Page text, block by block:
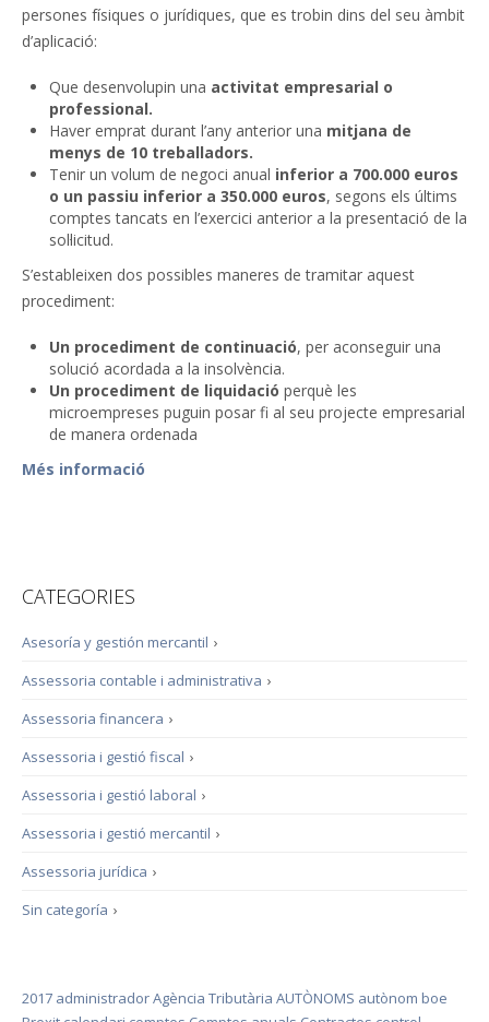
persones físiques o jurídiques, que es trobin dins del seu àmbit
d’aplicació:
Que desenvolupin una activitat empresarial o
professional.
Haver emprat durant l’any anterior una mitjana de
menys de 10 treballadors.
Tenir un volum de negoci anual inferior a 700.000 euros
o un passiu inferior a 350.000 euros, segons els últims
comptes tancats en l’exercici anterior a la presentació de la
sol·licitud.
S’estableixen dos possibles maneres de tramitar aquest
procediment:
Un procediment de continuació, per aconseguir una
solució acordada a la insolvència.
Un procediment de liquidació perquè les
microempreses puguin posar fi al seu projecte empresarial
de manera ordenada
Més informació
CATEGORIES
›
Asesoría y gestión mercantil
›
Assessoria contable i administrativa
›
Assessoria financera
›
Assessoria i gestió fiscal
›
Assessoria i gestió laboral
›
Assessoria i gestió mercantil
›
Assessoria jurídica
›
Sin categoría
2017 administradorAgència Tributària AUTÒNOMS autònom boe